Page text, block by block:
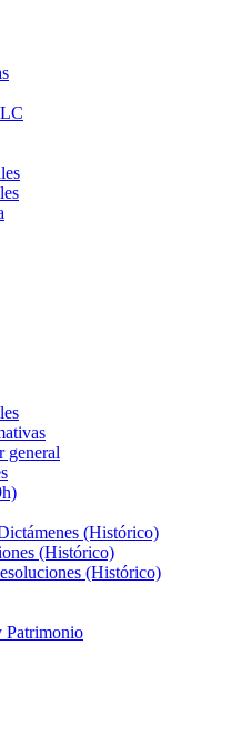
general
(Histórico)
(Histórico)
(Histórico)
Patrimonio